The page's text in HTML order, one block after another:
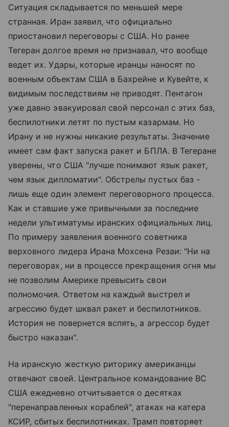
Ситуация складывается по меньшей мере
странная. Иран заявил, что официально
приостановил переговоры с США. Но ранее
Тегеран долгое время не признавал, что вообще
ведет их. Удары, которые иранцы наносят по
военным объектам США в Бахрейне и Кувейте, к
видимым последствиям не приводят. Пентагон
уже давно эвакуировал свой персонал с этих баз,
беспилотники летят по пустым казармам. Но
Ирану и не нужны никакие результаты. Значение
имеет сам факт запуска ракет и БПЛА. В Тегеране
уверены, что США "лучше понимают язык ракет,
чем язык дипломатии". Обстрелы пустых баз -
лишь еще один элемент переговорного процесса.
Как и ставшие уже привычными за последние
недели ультиматумы иранских официальных лиц.
По примеру заявления военного советника
верховного лидера Ирана Мохсена Резаи: "Ни на
переговорах, ни в процессе прекращения огня мы
не позволим Америке превысить свои
полномочия. Ответом на каждый выстрел и
агрессию будет шквал ракет и беспилотников.
История не повернется вспять, а агрессор будет
быстро наказан".
На иранскую жесткую риторику американцы
отвечают своей. Центральное командование ВС
США ежедневно отчитывается о десятках
"перенаправленных кораблей", атаках на катера
КСИР, сбитых беспилотниках. Трамп повторяет